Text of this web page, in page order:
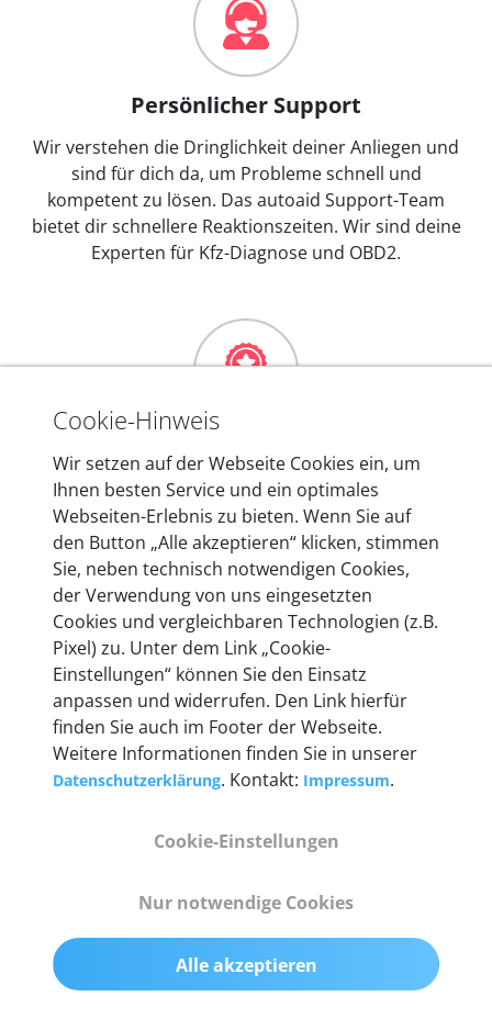
Persönlicher Support
Wir verstehen die Dringlichkeit deiner Anliegen und
sind für dich da, um Probleme schnell und
kompetent zu lösen. Das autoaid Support-Team
bietet dir schnellere Reaktionszeiten. Wir sind deine
Experten für Kfz-Diagnose und OBD2.
Mehr als 10 Jahre Erfahrung
In den Kfz-Diagnosegeräten von autoaid stecken
mehr als 10 Jahre Erfahrung, und auch in Zukunft
entwickeln wir unsere Produkte am Standort in
Berlin laufend weiter. Auf diese Qualität vertrauen
heute mehr als 60.000 Privatkunden und
Unternehmen.
Technische Details &
Gewicht
Cookie-Hinweis
Wir setzen auf der Webseite Cookies ein, um
Ihnen besten Service und ein optimales
Webseiten-Erlebnis zu bieten. Wenn Sie auf
den Button „Alle akzeptieren“ klicken, stimmen
Sie, neben technisch notwendigen Cookies,
der Verwendung von uns eingesetzten
Cookies und vergleichbaren Technologien (z.B.
Pixel) zu. Unter dem Link „Cookie-
Einstellungen“ können Sie den Einsatz
anpassen und widerrufen. Den Link hierfür
finden Sie auch im Footer der Webseite.
Weitere Informationen finden Sie in unserer
Datenschutzerklärung. Kontakt: Impressum.
Cookie-Einstellungen
Nur notwendige Cookies
Alle akzeptieren